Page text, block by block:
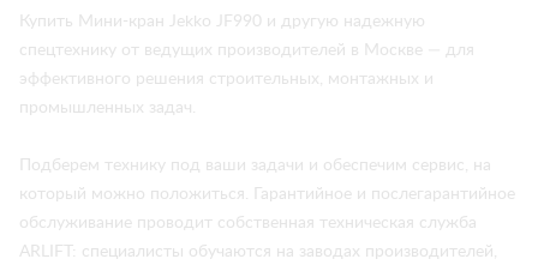
Купить Мини-кран Jekko JF990 и другую надежную
спецтехнику от ведущих производителей в Москве — для
эффективного решения строительных, монтажных и
промышленных задач.
Подберем технику под ваши задачи и обеспечим сервис, на
который можно положиться. Гарантийное и послегарантийное
обслуживание проводит собственная техническая служба
ARLIFT: специалисты обучаются на заводах производителей,